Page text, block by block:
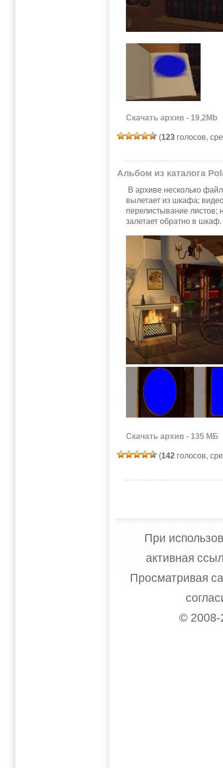
Скачать архив - 19,2Mb
(123 голосов,
Альбом из каталога
В архиве несколько
вылетает из шкафа;
перелистывание листов;
залетает обратно в шкаф.
Скачать архив - 135 МБ
(142 голосов,
При
активная
Просматривая
©